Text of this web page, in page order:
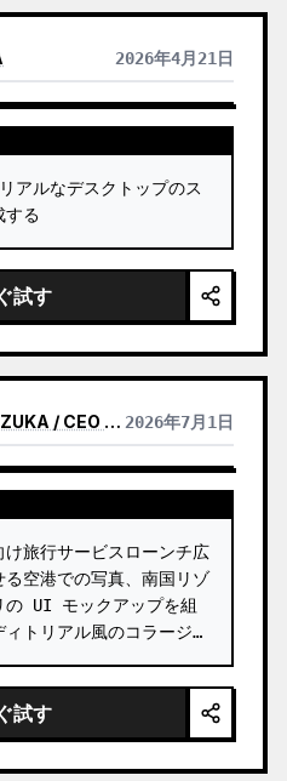
2026年4月21日
アルなデスクトップのス
する
試す
OF REIWA TRAVEL 2026年7月1日
け旅行サービスローンチ広
空港での写真、南国リゾ
の UI モックアップを組
トリアル風のコラージュ
試す